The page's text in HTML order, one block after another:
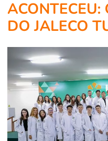
ACONTECEU:
DO JALECO